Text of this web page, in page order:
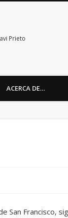
Prieto
ACERCA DE…
San Francisco,